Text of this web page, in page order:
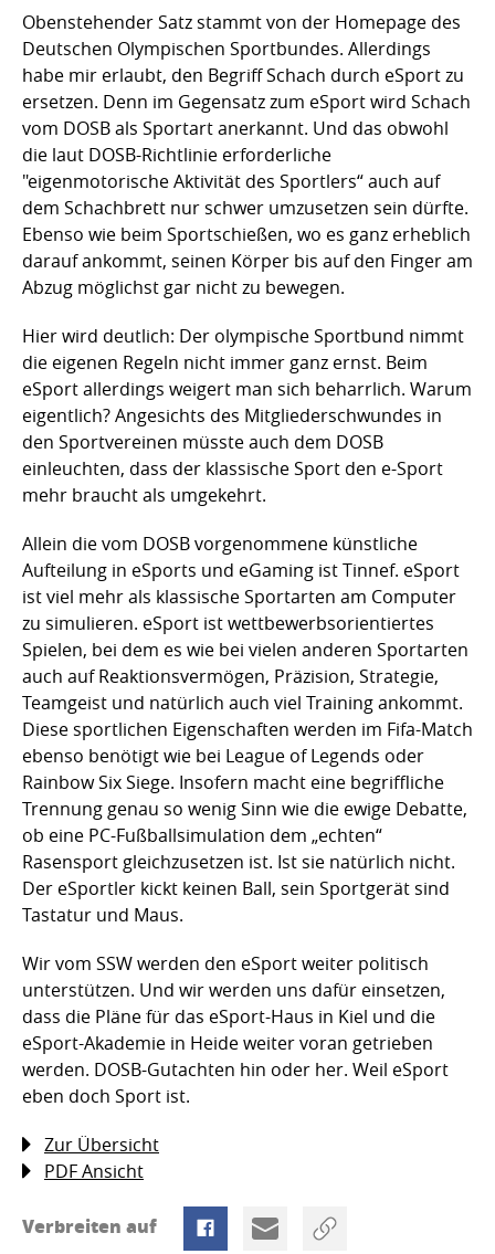
Obenstehender Satz stammt von der Homepage des
Deutschen Olympischen Sportbundes. Allerdings
habe mir erlaubt, den Begriff Schach durch eSport zu
ersetzen. Denn im Gegensatz zum eSport wird Schach
vom DOSB als Sportart anerkannt. Und das obwohl
die laut DOSB-Richtlinie erforderliche
"eigenmotorische Aktivität des Sportlers“ auch auf
dem Schachbrett nur schwer umzusetzen sein dürfte.
Ebenso wie beim Sportschießen, wo es ganz erheblich
darauf ankommt, seinen Körper bis auf den Finger am
Abzug möglichst gar nicht zu bewegen.
Hier wird deutlich: Der olympische Sportbund nimmt
die eigenen Regeln nicht immer ganz ernst. Beim
eSport allerdings weigert man sich beharrlich. Warum
eigentlich? Angesichts des Mitgliederschwundes in
den Sportvereinen müsste auch dem DOSB
einleuchten, dass der klassische Sport den e-Sport
mehr braucht als umgekehrt.
Allein die vom DOSB vorgenommene künstliche
Aufteilung in eSports und eGaming ist Tinnef. eSport
ist viel mehr als klassische Sportarten am Computer
zu simulieren. eSport ist wettbewerbsorientiertes
Spielen, bei dem es wie bei vielen anderen Sportarten
auch auf Reaktionsvermögen, Präzision, Strategie,
Teamgeist und natürlich auch viel Training ankommt.
Diese sportlichen Eigenschaften werden im Fifa-Match
ebenso benötigt wie bei League of Legends oder
Rainbow Six Siege. Insofern macht eine begriffliche
Trennung genau so wenig Sinn wie die ewige Debatte,
ob eine PC-Fußballsimulation dem „echten“
Rasensport gleichzusetzen ist. Ist sie natürlich nicht.
Der eSportler kickt keinen Ball, sein Sportgerät sind
Tastatur und Maus.
Wir vom SSW werden den eSport weiter politisch
unterstützen. Und wir werden uns dafür einsetzen,
dass die Pläne für das eSport-Haus in Kiel und die
eSport-Akademie in Heide weiter voran getrieben
werden. DOSB-Gutachten hin oder her. Weil eSport
eben doch Sport ist.
Zur Übersicht
PDF Ansicht
Verbreiten auf